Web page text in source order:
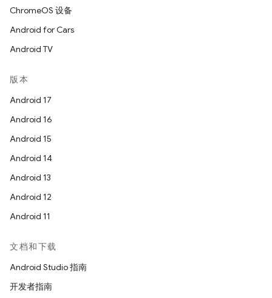
ChromeOS 设备
Android for Cars
Android TV
版本
Android 17
Android 16
Android 15
Android 14
Android 13
Android 12
Android 11
文档和下载
Android Studio 指南
开发者指南